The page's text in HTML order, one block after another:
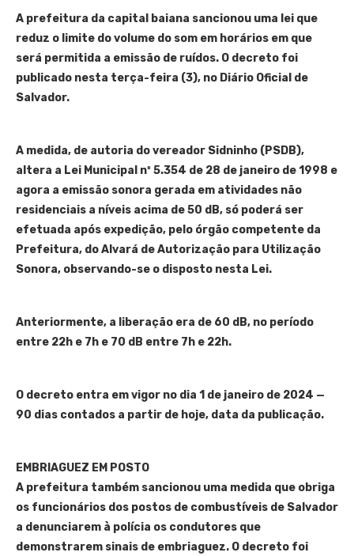
A prefeitura da capital baiana sancionou uma lei que
reduz o limite do volume do som em horários em que
será permitida a emissão de ruídos. O decreto foi
publicado nesta terça-feira (3), no Diário Oficial de
Salvador.
A medida, de autoria do vereador Sidninho (PSDB),
altera a Lei Municipal nº 5.354 de 28 de janeiro de 1998 e
agora a emissão sonora gerada em atividades não
residenciais a níveis acima de 50 dB, só poderá ser
efetuada após expedição, pelo órgão competente da
Prefeitura, do Alvará de Autorização para Utilização
Sonora, observando-se o disposto nesta Lei.
Anteriormente, a liberação era de 60 dB, no período
entre 22h e 7h e 70 dB entre 7h e 22h.
O decreto entra em vigor no dia 1 de janeiro de 2024 —
90 dias contados a partir de hoje, data da publicação.
EMBRIAGUEZ EM POSTO
A prefeitura também sancionou uma medida que obriga
os funcionários dos postos de combustíveis de Salvador
a denunciarem à polícia os condutores que
demonstrarem sinais de embriaguez. O decreto foi